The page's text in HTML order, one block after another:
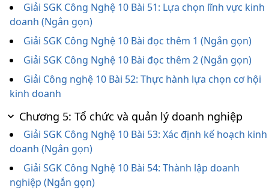
Giải SGK Công Nghệ 10 Bài 51: Lựa chọn lĩnh vực kinh
doanh (Ngắn gọn)
Giải SGK Công Nghệ 10 Bài đọc thêm 1 (Ngắn gọn)
Giải SGK Công Nghệ 10 Bài đọc thêm 2 (Ngắn gọn)
Giải Công nghệ 10 Bài 52: Thực hành lựa chọn cơ hội
kinh doanh
Chương 5: Tổ chức và quản lý doanh nghiệp
Giải SGK Công Nghệ 10 Bài 53: Xác định kế hoạch kinh
doanh (Ngắn gọn)
Giải SGK Công Nghệ 10 Bài 54: Thành lập doanh
nghiệp (Ngắn gọn)